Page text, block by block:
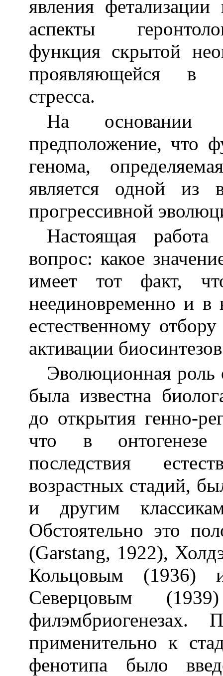
явления
аспекты
функция скрытой
проявляющейся в
стресса.
На основании
предположение, что
генома,
является одной из
прогрессивной
Настоящая
вопрос: какое
имеет тот факт,
неединовременно и в
естественному
активации
Эволюционная роль
была известна
до открытия генно-
что в онтогенезе
последствия
возрастных стадий,
и другим
Обстоятельно это
(Garstang, 1922),
Кольцовым
Северцовым
филэмбриогенезах.
применительно к
фенотипа было